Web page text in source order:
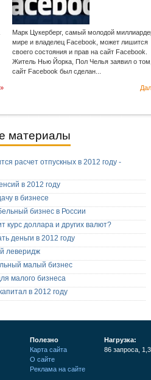
Марк Цукерберг, самый молодой
мире и владелец Facebook, может лишится
своего состояния и прав на сайт Facebook.
Житель Нью Йорка, Пол Челья заявил о
сайт Facebook был сделан...
материалы
расчет отпускных в 2012 году -
в 2012 году
в бизнесе
бизнес в России
курс доллара и других валют?
деньги в 2012 году
леверидж
малый бизнес
малого бизнеса
в 2012 году
Полезно
Карта сайта
О сайте
Реклама на сайте
Нагрузка:
86 запроса,